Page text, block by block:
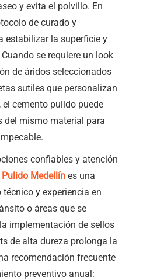
y evita el polvillo. En
de curado y
estabilizar la superficie y
se requiere un look
de áridos seleccionados
sutiles que personalizan
cemento pulido puede
del mismo material para
confiables y atención
Pulido Medellín es una
y experiencia en
o áreas que se
implementación de sellos
de alta dureza prolonga la
recomendación frecuente
preventivo anual: